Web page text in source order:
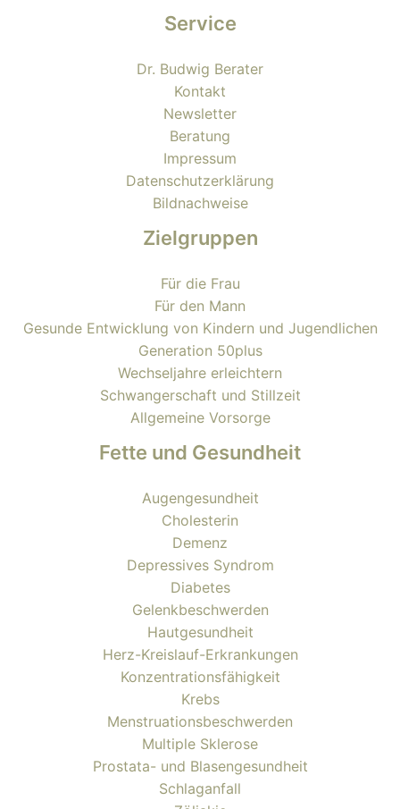
Service
Dr. Budwig Berater
Kontakt
Newsletter
Beratung
Impressum
Datenschutzerklärung
Bildnachweise
Zielgruppen
Für die Frau
Für den Mann
Gesunde Entwicklung von Kindern und Jugendlichen
Generation 50plus
Wechseljahre erleichtern
Schwangerschaft und Stillzeit
Allgemeine Vorsorge
Fette und Gesundheit
Augengesundheit
Cholesterin
Demenz
Depressives Syndrom
Diabetes
Gelenkbeschwerden
Hautgesundheit
Herz-Kreislauf-Erkrankungen
Konzentrationsfähigkeit
Krebs
Menstruationsbeschwerden
Multiple Sklerose
Prostata- und Blasengesundheit
Schlaganfall